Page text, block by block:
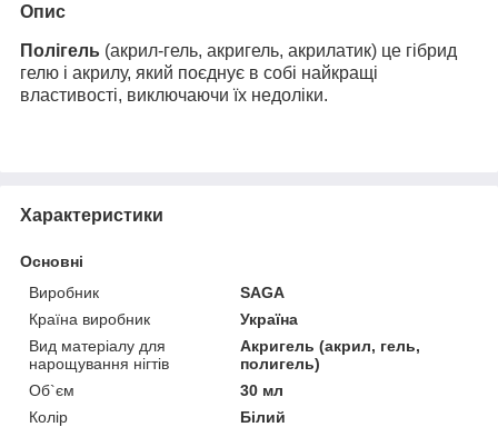
Опис
Полігель (акрил-гель, акригель, акрилатик) це гібрид
гелю і акрилу, який поєднує в собі найкращі
властивості, виключаючи їх недоліки.
Характеристики
Основні
Виробник
SAGA
Країна виробник
Україна
Вид матеріалу для
нарощування нігтів
Акригель (акрил, гель,
полигель)
Об`єм
30 мл
Колір
Білий